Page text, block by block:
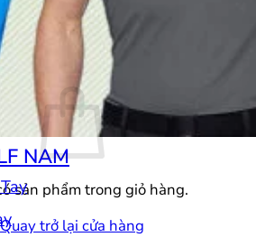
Quay trở lại cửa hàng
Giỏ hàng
sản phẩm trong giỏ hàng.
Quay trở lại cửa hàng
NAM